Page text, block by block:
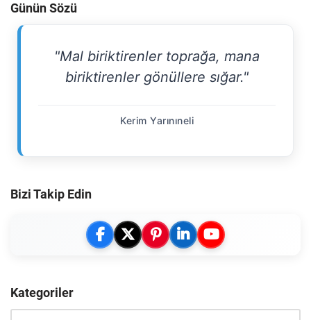
Günün Sözü
"Mal biriktirenler toprağa, mana
biriktirenler gönüllere sığar."
Kerim Yarınıneli
Bizi Takip Edin
Kategoriler